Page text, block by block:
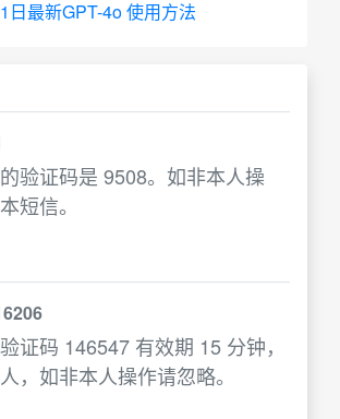
日最新GPT-4o 使用方法
的验证码是 9508。如非本人操
短信。
证码 146547 有效期 15 分钟，
，如非本人操作请忽略。